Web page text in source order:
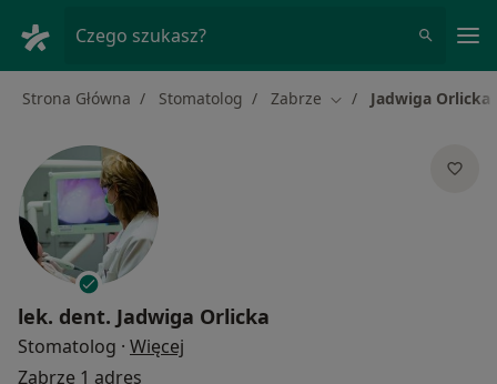
Czego szukasz?
Strona Główna Stomatolog Zabrze Zmień miasto
Jadwiga Orlicka
lek. dent. Jadwiga Orlicka
Stomatolog · Więcej
Zabrze 1 adres